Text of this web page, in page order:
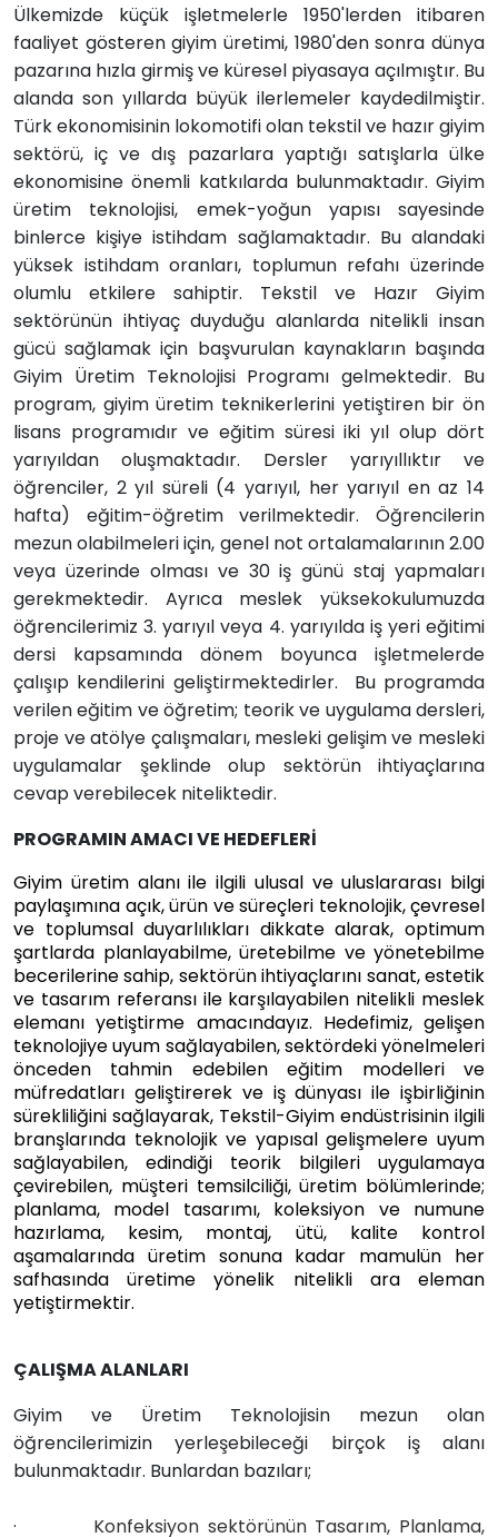
Ülkemizde küçük işletmelerle 1950'lerden itibaren
faaliyet gösteren giyim üretimi, 1980'den sonra dünya
pazarına hızla girmiş ve küresel piyasaya açılmıştır. Bu
alanda son yıllarda büyük ilerlemeler kaydedilmiştir.
Türk ekonomisinin lokomotifi olan tekstil ve hazır giyim
sektörü, iç ve dış pazarlara yaptığı satışlarla ülke
ekonomisine önemli katkılarda bulunmaktadır. Giyim
üretim teknolojisi, emek-yoğun yapısı sayesinde
binlerce kişiye istihdam sağlamaktadır. Bu alandaki
yüksek istihdam oranları, toplumun refahı üzerinde
olumlu etkilere sahiptir. Tekstil ve Hazır Giyim
sektörünün ihtiyaç duyduğu alanlarda nitelikli insan
gücü sağlamak için başvurulan kaynakların başında
Giyim Üretim Teknolojisi Programı gelmektedir. Bu
program, giyim üretim teknikerlerini yetiştiren bir ön
lisans programıdır ve eğitim süresi iki yıl olup dört
yarıyıldan oluşmaktadır. Dersler yarıyıllıktır ve
öğrenciler, 2 yıl süreli (4 yarıyıl, her yarıyıl en az 14
hafta) eğitim-öğretim verilmektedir. Öğrencilerin
mezun olabilmeleri için, genel not ortalamalarının 2.00
veya üzerinde olması ve 30 iş günü staj yapmaları
gerekmektedir. Ayrıca meslek yüksekokulumuzda
öğrencilerimiz 3. yarıyıl veya 4. yarıyılda iş yeri eğitimi
dersi kapsamında dönem boyunca işletmelerde
çalışıp kendilerini geliştirmektedirler. Bu programda
verilen eğitim ve öğretim; teorik ve uygulama dersleri,
proje ve atölye çalışmaları, mesleki gelişim ve mesleki
uygulamalar şeklinde olup sektörün ihtiyaçlarına
cevap verebilecek niteliktedir.
PROGRAMIN AMACI VE HEDEFLERİ
Giyim üretim alanı ile ilgili ulusal ve uluslararası bilgi
paylaşımına açık, ürün ve süreçleri teknolojik, çevresel
ve toplumsal duyarlılıkları dikkate alarak, optimum
şartlarda planlayabilme, üretebilme ve yönetebilme
becerilerine sahip, sektörün ihtiyaçlarını sanat, estetik
ve tasarım referansı ile karşılayabilen nitelikli meslek
elemanı yetiştirme amacındayız. Hedefimiz, gelişen
teknolojiye uyum sağlayabilen, sektördeki yönelmeleri
önceden tahmin edebilen eğitim modelleri ve
müfredatları geliştirerek ve iş dünyası ile işbirliğinin
sürekliliğini sağlayarak, Tekstil-Giyim endüstrisinin ilgili
branşlarında teknolojik ve yapısal gelişmelere uyum
sağlayabilen, edindiği teorik bilgileri uygulamaya
çevirebilen, müşteri temsilciliği, üretim bölümlerinde;
planlama, model tasarımı, koleksiyon ve numune
hazırlama, kesim, montaj, ütü, kalite kontrol
aşamalarında üretim sonuna kadar mamulün her
safhasında üretime yönelik nitelikli ara eleman
yetiştirmektir.
ÇALIŞMA ALANLARI
Giyim ve Üretim Teknolojisin mezun olan
öğrencilerimizin yerleşebileceği birçok iş alanı
bulunmaktadır. Bunlardan bazıları;
· Konfeksiyon sektörünün Tasarım, Planlama,